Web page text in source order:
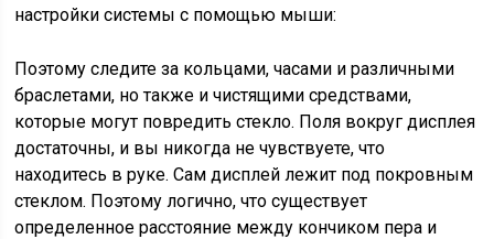
настройки системы с помощью мыши:
Поэтому следите за кольцами, часами и различными
браслетами, но также и чистящими средствами,
которые могут повредить стекло. Поля вокруг дисплея
достаточны, и вы никогда не чувствуете, что
находитесь в руке. Сам дисплей лежит под покровным
стеклом. Поэтому логично, что существует
определенное расстояние между кончиком пера и